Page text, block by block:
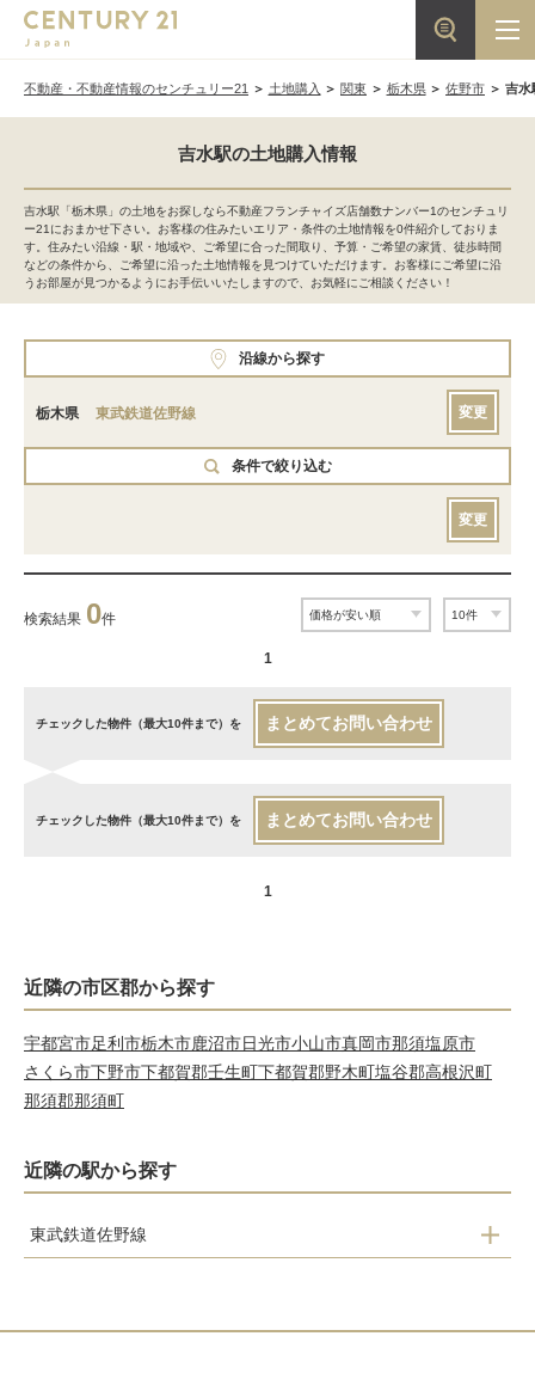
不動産・不動産情報のセンチュリー21 土地購入 関東 栃木県 佐野市 吉水
吉水駅の土地購入情報
吉水駅「栃木県」の土地をお探しなら不動産フランチャイズ店舗数ナンバー1のセンチュリ
ー21におまかせ下さい。お客様の住みたいエリア・条件の土地情報を0件紹介しておりま
す。住みたい沿線・駅・地域や、ご希望に合った間取り、予算・ご希望の家賃、徒歩時間
などの条件から、ご希望に沿った土地情報を見つけていただけます。お客様にご希望に沿
うお部屋が見つかるようにお手伝いいたしますので、お気軽にご相談ください！
沿線から探す
栃木県 東武鉄道佐野線 変更
条件で絞り込む
変更
検索結果 0件
1
チェックした物件（最大10件まで）を まとめてお問い合わせ
チェックした物件（最大10件まで）を まとめてお問い合わせ
1
近隣の市区郡から探す
宇都宮市足利市栃木市鹿沼市日光市小山市真岡市那須塩原市
さくら市下野市下都賀郡壬生町下都賀郡野木町塩谷郡高根沢町
那須郡那須町
近隣の駅から探す
東武鉄道佐野線
多田